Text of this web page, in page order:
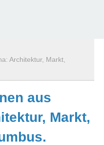
Architektur, Markt,
aus
Markt,